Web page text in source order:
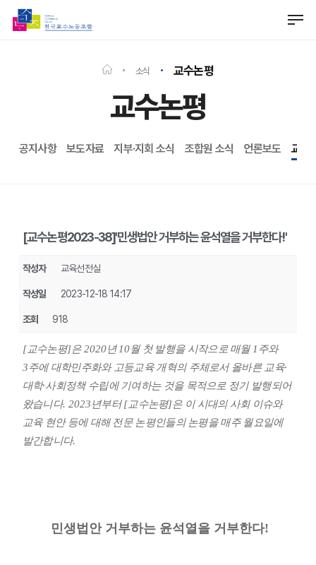
소식 교수논평
교수논평
공지사항 보도자료 지부·지회 소식 조합원 소식 언론보도 교수
[교수논평2023-38]'민생법안 거부하는 윤석열을 거부한다!'
작성자 교육선전실
작성일 2023-12-18 14:17
조회 918
[교수논평]은2020년 10월 첫 발행을 시작으로 매월 1 주와
3주에 대학민주화와 고등교육 개혁의 주체로서 올바른 교육·
대학·사회정책 수립에 기여하는 것을 목적으로 정기 발행되어
왔습니다. 2023년부터[ 교수논평]은 이 시대의 사회 이슈와
교육 현안 등에 대해 전문 논평인들의 논평을 매주 월요일에
발간합니다.
민생법안 거부하는 윤석열을 거부한다!